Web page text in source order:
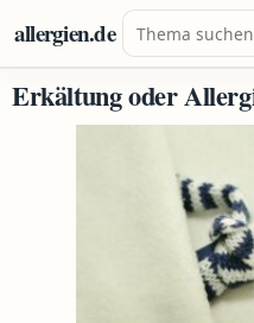
Zum Inhalt springen
allergien.de Suche nach:
Erkältung oder